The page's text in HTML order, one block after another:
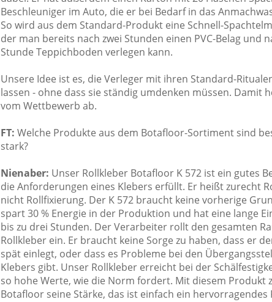
Beschleuniger im Auto, die er bei Bedarf in das
So wird aus dem Standard-Produkt eine Schnell-
der man bereits nach zwei Stunden einen PVC-Belag und
Stunde Teppichboden verlegen kann.
Unsere Idee ist es, die Verleger mit ihren Standard-
lassen - ohne dass sie ständig umdenken müssen. Damit
vom Wettbewerb ab.
FT: Welche Produkte aus dem Botafloor-Sortiment sind
stark?
Nienaber: Unser Rollkleber Botafloor K 572 ist ein gutes
die Anforderungen eines Klebers erfüllt. Er heißt zurecht
nicht Rollfixierung. Der K 572 braucht keine vorherige
spart 30 % Energie in der Produktion und hat eine lange
bis zu drei Stunden. Der Verarbeiter rollt den gesamten
Rollkleber ein. Er braucht keine Sorge zu haben, dass er
spät einlegt, oder dass es Probleme bei den
Klebers gibt. Unser Rollkleber erreicht bei der
so hohe Werte, wie die Norm fordert. Mit diesem Produkt
Botafloor seine Stärke, das ist einfach ein hervorragendes